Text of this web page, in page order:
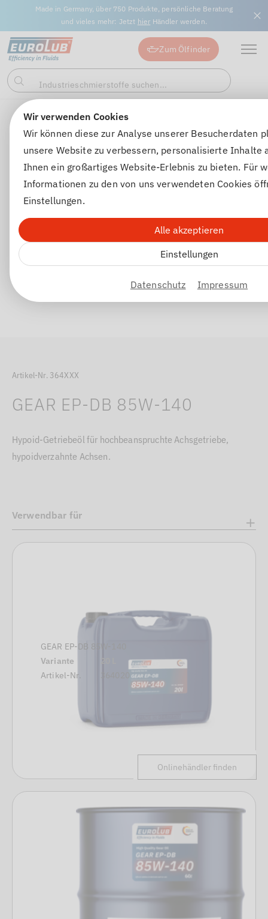
Wir verwenden Cookies
Wir können diese zur Analyse unserer Besucherdaten
unsere Website zu verbessern, personalisierte Inhalte
Ihnen ein großartiges Website-Erlebnis zu bieten. Für
Informationen zu den von uns verwendeten Cookies
Einstellungen.
Alle akzeptieren
Einstellungen
Datenschutz Impressum
Made in Germany, über 750 Produkte, persönliche Beratung
und vieles mehr: Jetzt hier Händler werden.
Zum Ölfinder
Suchen
Industrieschmierstoffe suchen...
Getriebeöle Getriebeöle
Artikel-Nr. 364XXX
GEAR EP-DB 85W-140
Hypoid-Getriebeöl für hochbeanspruchte Achsgetriebe,
hypoidverzahnte Achsen.
Verwendbar für
GEAR EP-DB 85W-140
Variante
Artikel-Nr.
364020
Onlinehändler finden